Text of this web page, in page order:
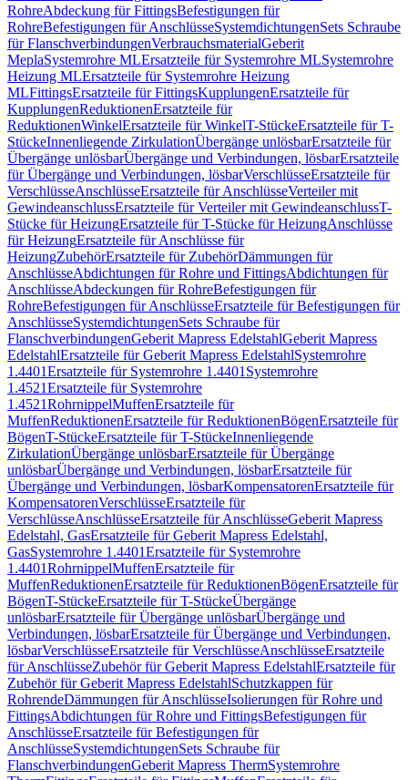
RohreAbdeckung für FittingsBefestigungen für
RohreBefestigungen für AnschlüsseSystemdichtungenSets Schraube
für FlanschverbindungenVerbrauchsmaterialGeberit
MeplaSystemrohre MLErsatzteile für Systemrohre MLSystemrohre
Heizung MLErsatzteile für Systemrohre Heizung
MLFittingsErsatzteile für FittingsKupplungenErsatzteile für
KupplungenReduktionenErsatzteile für
ReduktionenWinkelErsatzteile für WinkelT-StückeErsatzteile für T-
StückeInnenliegende ZirkulationÜbergänge unlösbarErsatzteile für
Übergänge unlösbarÜbergänge und Verbindungen, lösbarErsatzteile
für Übergänge und Verbindungen, lösbarVerschlüsseErsatzteile für
VerschlüsseAnschlüsseErsatzteile für AnschlüsseVerteiler mit
GewindeanschlussErsatzteile für Verteiler mit GewindeanschlussT-
Stücke für HeizungErsatzteile für T-Stücke für HeizungAnschlüsse
für HeizungErsatzteile für Anschlüsse für
HeizungZubehörErsatzteile für ZubehörDämmungen für
AnschlüsseAbdichtungen für Rohre und FittingsAbdichtungen für
AnschlüsseAbdeckungen für RohreBefestigungen für
RohreBefestigungen für AnschlüsseErsatzteile für Befestigungen für
AnschlüsseSystemdichtungenSets Schraube für
FlanschverbindungenGeberit Mapress EdelstahlGeberit Mapress
EdelstahlErsatzteile für Geberit Mapress EdelstahlSystemrohre
1.4401Ersatzteile für Systemrohre 1.4401 Systemrohre
1.4521Ersatzteile für Systemrohre
1.4521RohrnippelMuffenErsatzteile für
MuffenReduktionenErsatzteile für ReduktionenBögenErsatzteile für
BögenT-StückeErsatzteile für T-StückeInnenliegende
ZirkulationÜbergänge unlösbarErsatzteile für Übergänge
unlösbarÜbergänge und Verbindungen, lösbarErsatzteile für
Übergänge und Verbindungen, lösbarKompensatorenErsatzteile für
KompensatorenVerschlüsseErsatzteile für
VerschlüsseAnschlüsseErsatzteile für AnschlüsseGeberit Mapress
Edelstahl, GasErsatzteile für Geberit Mapress Edelstahl,
GasSystemrohre 1.4401Ersatzteile für Systemrohre
1.4401RohrnippelMuffenErsatzteile für
MuffenReduktionenErsatzteile für ReduktionenBögenErsatzteile für
BögenT-StückeErsatzteile für T-StückeÜbergänge
unlösbarErsatzteile für Übergänge unlösbarÜbergänge und
Verbindungen, lösbarErsatzteile für Übergänge und Verbindungen,
lösbarVerschlüsseErsatzteile für VerschlüsseAnschlüsseErsatzteile
für AnschlüsseZubehör für Geberit Mapress EdelstahlErsatzteile für
Zubehör für Geberit Mapress EdelstahlSchutzkappen für
RohrendeDämmungen für AnschlüsseIsolierungen für Rohre und
FittingsAbdichtungen für Rohre und FittingsBefestigungen für
AnschlüsseErsatzteile für Befestigungen für
AnschlüsseSystemdichtungenSets Schraube für
FlanschverbindungenGeberit Mapress ThermSystemrohre